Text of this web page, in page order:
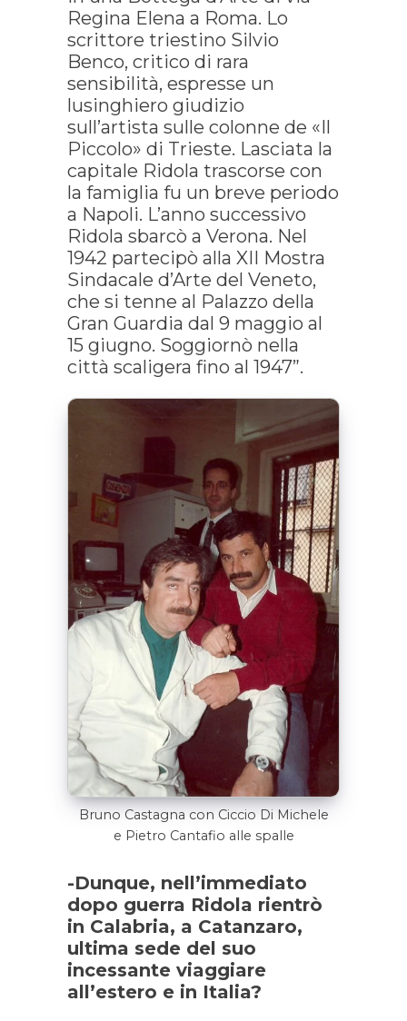
Regina Elena a Roma. Lo
scrittore triestino Silvio
Benco, critico di rara
sensibilità, espresse un
lusinghiero giudizio
sull’artista sulle colonne de «Il
Piccolo» di Trieste. Lasciata la
capitale Ridola trascorse con
la famiglia fu un breve periodo
a Napoli. L’anno successivo
Ridola sbarcò a Verona. Nel
1942 partecipò alla XII Mostra
Sindacale d’Arte del Veneto,
che si tenne al Palazzo della
Gran Guardia dal 9 maggio al
15 giugno. Soggiornò nella
città scaligera fino al 1947”.
Bruno Castagna con Ciccio Di Michele
e Pietro Cantafio alle spalle
-Dunque, nell’immediato
dopo guerra Ridola rientrò
in Calabria, a Catanzaro,
ultima sede del suo
incessante viaggiare
all’estero e in Italia?